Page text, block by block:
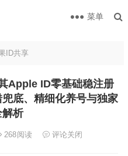
菜单
ID共享
Apple ID零基础稳注册
底、精细化养号与独家
解析
268阅读 评论关闭